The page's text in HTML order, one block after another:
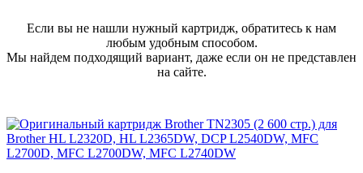
Если вы не нашли нужный картридж, обратитесь к нам
любым удобным способом.
Мы найдем подходящий вариант, даже если он не представлен
на сайте.